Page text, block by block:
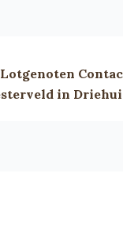
Lotgenoten
in